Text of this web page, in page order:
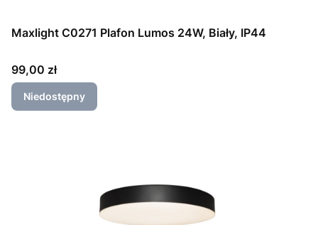
Maxlight C0271 Plafon Lumos 24W, Biały, IP44
Cena
99,00 zł
Niedostępny